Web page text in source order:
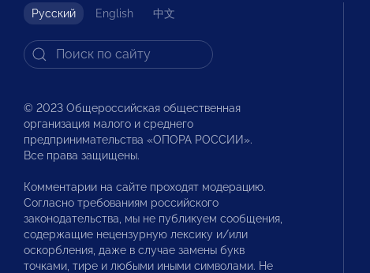
Русский English 中文
© 2023 Общероссийская общественная
организация малого и среднего
предпринимательства «ОПОРА РОССИИ».
Все права защищены.
Комментарии на сайте проходят модерацию.
Согласно требованиям российского
законодательства, мы не публикуем сообщения,
содержащие нецензурную лексику и/или
оскорбления, даже в случае замены букв
точками, тире и любыми иными символами. Не